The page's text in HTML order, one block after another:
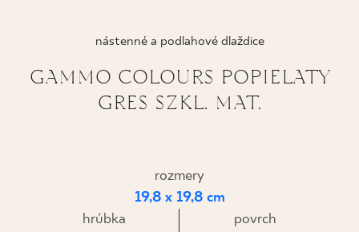
O NÁS
KONTAKT
nástenné a podlahové dlaždice
GAMMO COLOURS POPIELATY
GRES SZKL. MAT.
rozmery
19,8 x 19,8 cm
hrúbka
povrch